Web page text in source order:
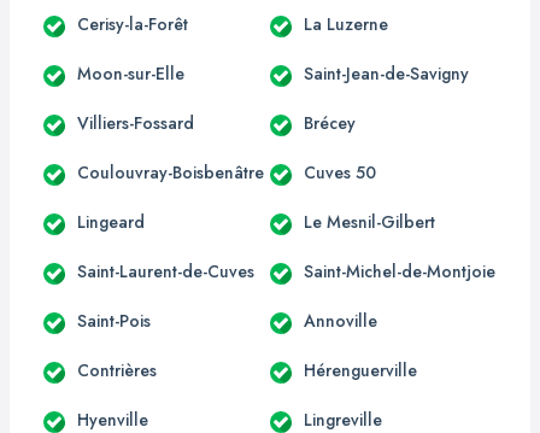
Cerisy-la-Forêt La Luzerne
Moon-sur-Elle Saint-Jean-de-Savigny
Villiers-Fossard Brécey
Coulouvray-Boisbenâtre Cuves 50
Lingeard Le Mesnil-Gilbert
Saint-Laurent-de-Cuves Saint-Michel-de-Montjoie
Saint-Pois Annoville
Contrières Hérenguerville
Hyenville Lingreville